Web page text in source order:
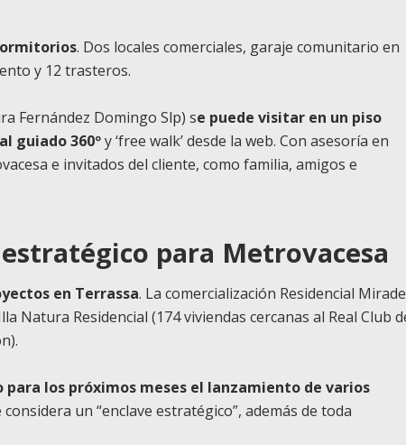
. Dos locales comerciales, garaje comunitario en
y 12 trasteros.
Fernández Domingo Slp) se puede visitar en un piso
guiado 360ºy ‘free walk’ desde la web. Con asesoría en
e invitados del cliente, como familia, amigos e
para Metrovacesa
en Terrassa. La comercialización Residencial
Natura Residencial (174 viviendas cercanas al Real Club
los próximos meses el lanzamiento de varios
considera un “enclave estratégico”, además de toda